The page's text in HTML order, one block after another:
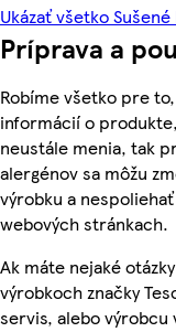
Ukázať všetko
Príprava a
Robíme všetko pre
informácií o
neustále menia, tak
alergénov sa môžu
výrobku a
webových stránkach.
Ak máte nejaké
výrobkoch značky
servis, alebo výrobcu